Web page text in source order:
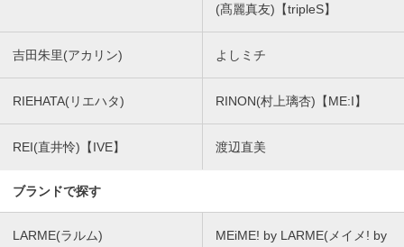
(髙麗真友)【tripleS】
吉田朱里(アカリン) よしミチ
RIEHATA(リエハタ) RINON(村上璃杏)【ME:I】
REI(直井怜)【IVE】 渡辺直美
ブランドで探す
LARME(ラルム)
MEiME! by LARME(メイメ! by